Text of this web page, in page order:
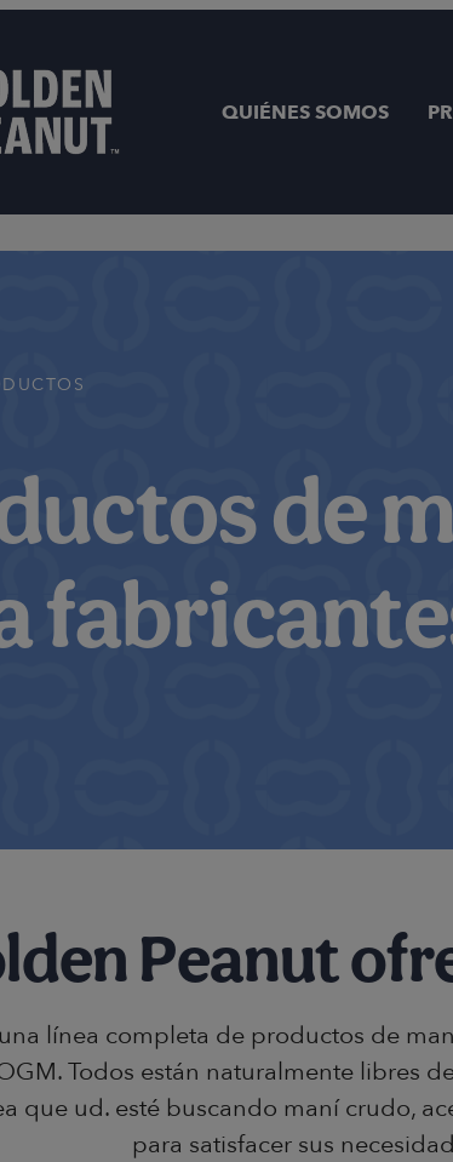
QUIÉNES SOMOS
de
Peanut
línea completa de productos de
Todos están naturalmente libres
que ud. esté buscando maní crudo,
para satisfacer sus